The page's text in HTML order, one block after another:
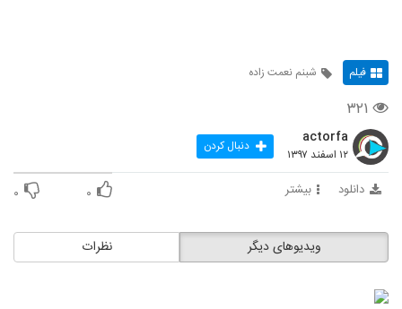
فیلم شبنم نعمت زاده
۳۲۱
actorfa
۱۲ اسفند ۱۳۹۷ دنبال کردن
دانلود بیشتر ۰ ۰
نظرات ویدیوهای دیگر